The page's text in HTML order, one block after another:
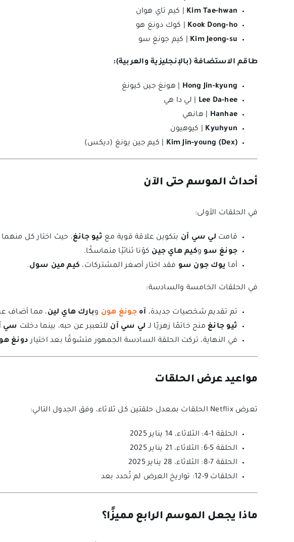
Kim Tae-hwan | كيم تاي هوان
Kook Dong-ho | كوك دونغ هو
Kim Jeong-su | كيم جونغ سو
طاقم الاستضافة (بالإنجليزية والعربية):
Hong Jin-kyung | هونغ جين كيونغ
Lee Da-hee | لي دا هي
Hanhae | هانهي
Kyuhyun | كيوهيون
Kim Jin-young (Dex) | كيم جين يونغ (ديكس)
أحداث الموسم حتى الآن
في الحلقات الأولى:
قامت لي سي آن بتكوين علاقة قوية مع ثيو جانغ، حيث اختار كل منهما
جونغ سو وكيم هاي جين كوّنا ثنائيًا متماسكًا.
أما يوك جون سو فقد اختار أصغر المشتركات، كيم مين سول.
في الحلقات الخامسة والسادسة:
تم تقديم شخصيات جديدة، آهجونغ هون وبارك هاي لين، مما أضاف
ثيو جانغ منح خاتمًا زهريًا لـ لي سي آن للتعبير عن حبه، بينما دخلت سي
في النهاية، تركت الحلقة السادسة الجمهور متشوقًا بعد اختياردونغ هو
مواعيد عرض الحلقات
تعرض Netflix الحلقات بمعدل حلقتين كل ثلاثاء، وفق الجدول التالي:
الحلقة 1-4: الثلاثاء، 14 يناير 2025
الحلقة 5-6: الثلاثاء، 21 يناير 2025
الحلقة 7-8: الثلاثاء، 28 يناير 2025
الحلقات 9-12: تواريخ العرض لم تُحدد بعد
ماذا يجعل الموسم الرابع مميزًا؟